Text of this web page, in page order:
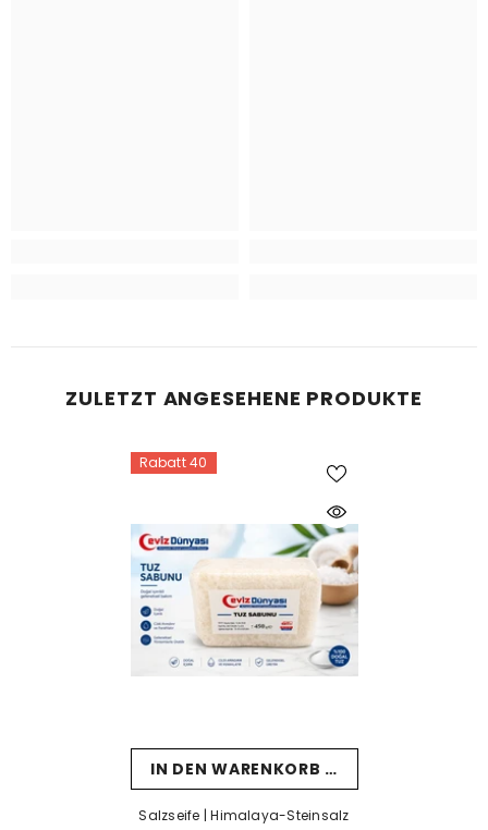
ZULETZT ANGESEHENE PRODUKTE
Rabatt 40
IN DEN WARENKORB LEGEN
Salzseife | Himalaya-Steinsalz